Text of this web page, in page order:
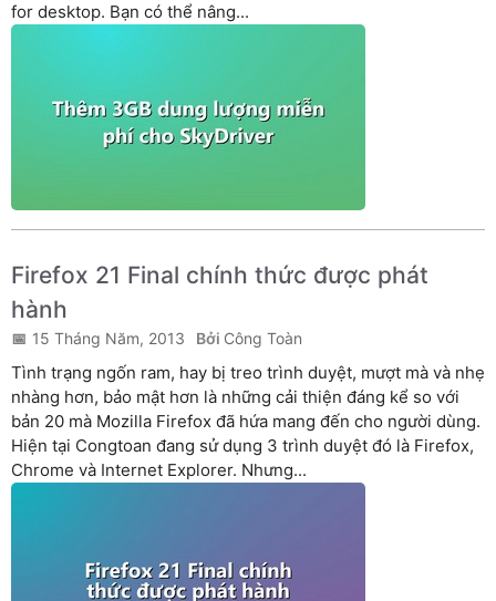
for desktop. Bạn có thể nâng...
Firefox 21 Final chính thức được phát
hành
15 Tháng Năm, 2013 Công Toàn
Tình trạng ngốn ram, hay bị treo trình duyệt, mượt mà và nhẹ
nhàng hơn, bảo mật hơn là những cải thiện đáng kể so với
bản 20 mà Mozilla Firefox đã hứa mang đến cho người dùng.
Hiện tại Congtoan đang sử dụng 3 trình duyệt đó là Firefox,
Chrome và Internet Explorer. Nhưng...